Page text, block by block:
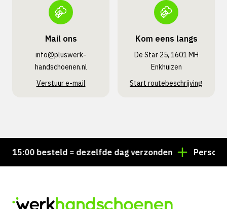
Mail ons
info@pluswerk­
handschoenen.nl
Verstuur e-mail
Kom eens langs
De Star 25, 1601 MH
Enkhuizen
Start routebeschrijving
besteld = dezelfde dag verzonden Persoonlijk